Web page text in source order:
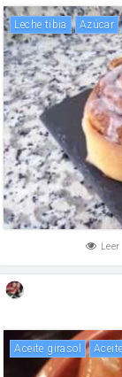
Leche tibia Azúcar
Leer
Aceite girasol aceite